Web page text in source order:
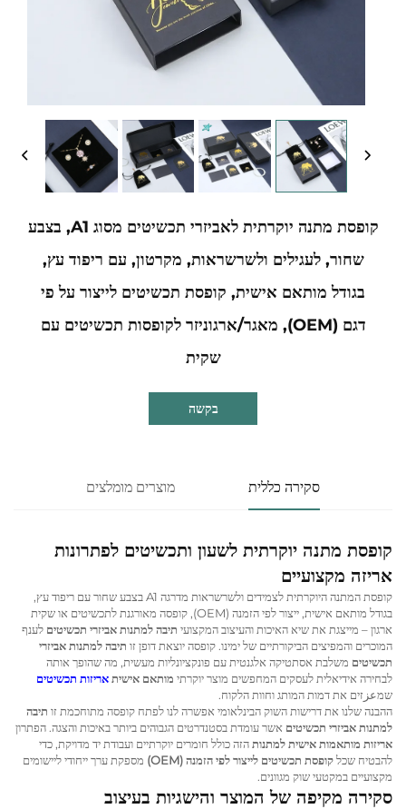
קופסת מתנה יוקרתית לאביזרי תכשיטים מסוג A1, בצבע
שחור, לעגילים ולשרשראות, מקרטון, עם ריפוד עץ,
בגודל מותאם אישית, קופסת תכשיטים לייצור על פי
דגם (OEM), מאגר/ארגוניזר לקופסות תכשיטים עם
שקית
בקשה
סקירה כללית מוצרים מומלצים
קופסת מתנה יוקרתית לשעון ותכשיטים לפתרונות
אריזה מקצועיים
קופסת המתנה היוקרתית לצמידים ולשרשראות מדרגה A1 בצבע שחור עם ריפוד עץ,
בגודל מותאם אישית, ייצור לפי הזמנה (OEM), קופסה מאורגנת לתכשיטים או שקית
ארגון – מייצגת את שיא האיכות והעיצוב המקצועי תיבה למתנות אביזרי תכשיטים לענף
המוכרים והמפיצים הביקורתיים של ימינו. קופסה יוצאת דופן זו תיבה למתנות אביזרי
תכשיטים משלבת אסתטיקה אלגנטית עם פונקציונליות מעשית, מה שהופך אותה
לבחירה אידיאלית לעסקים המחפשים מוצר יוקרתי מותאם אישיתאריזות תכשיטים
שמعزזים את דמות המותג וחוות הלקוח.
ההבנה שלנו את דרישות השוק הבינלאומי אפשרה לנו לפתח קופסה מתוחכמת זו תיבה
למתנות אביזרי תכשיטים אשר עומדת בסטנדרטים הגבוהים ביותר באיכות והצגה. הפתרון
אריזות מותאמות אישית למתנותהזה כולל חומרים יוקרתיים ועבודת יד מדויקת, כדי
להבטיח שכלקופסת תכשיטים לייצור לפי הזמנה (OEM)
מספקת ערך ייחודי ליישומים
מקצועיים במקטעי שוק מגוונים.
סקירה מקיפה של המוצר והישגיות בעיצוב